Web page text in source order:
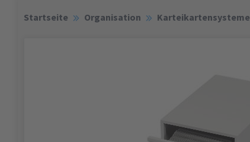
Startseite Organisation Karteikartensysteme